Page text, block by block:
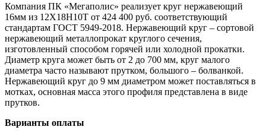
Компания ПК «Мегаполис» реализует круг нержавеющий
16мм из 12Х18Н10Т от 424 400 руб. соответствующий
стандартам ГОСТ 5949-2018. Нержавеющий круг – сортовой
нержавеющий металлопрокат круглого сечения,
изготовленный способом горячей или холодной прокатки.
Диаметр круга может быть от 2 до 700 мм, круг малого
диаметра часто называют прутком, большого – болванкой.
Нержавеющий круг до 9 мм диаметром может поставляться в
мотках, основная масса этого профиля представлена в виде
прутков.
Варианты оплаты